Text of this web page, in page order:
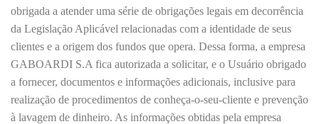
obrigada a atender uma série de obrigações legais em decorrência
da Legislação Aplicável relacionadas com a identidade de seus
clientes e a origem dos fundos que opera. Dessa forma, a empresa
GABOARDI S.A fica autorizada a solicitar, e o Usuário obrigado
a fornecer, documentos e informações adicionais, inclusive para
realização de procedimentos de conheça-o-seu-cliente e prevenção
à lavagem de dinheiro. As informações obtidas pela empresa